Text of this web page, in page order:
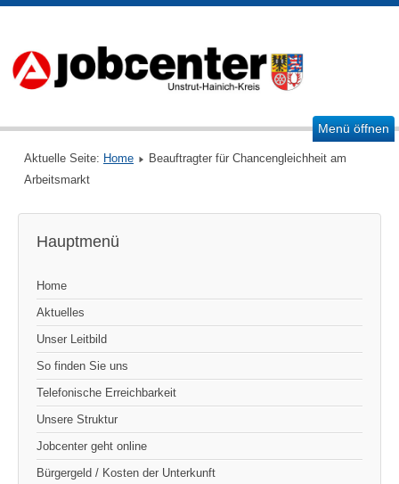
Menü öffnen
Aktuelle Seite: Home
Beauftragter für Chancengleichheit am
Arbeitsmarkt
Hauptmenü
Home
Aktuelles
Unser Leitbild
So finden Sie uns
Telefonische Erreichbarkeit
Unsere Struktur
Jobcenter geht online
Bürgergeld / Kosten der Unterkunft